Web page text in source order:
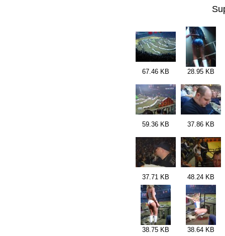
67.46 KB 28.95 KB
59.36 KB 37.86 KB
37.71 KB 48.24 KB
38.75 KB 38.64 KB